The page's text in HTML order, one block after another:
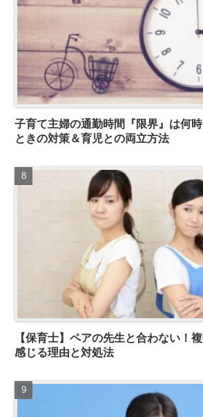
子育て主婦の通勤時間『限界』は何
ときの対策＆育児との両立方法
【保育士】ペアの先生と合わない！
感じる理由と対処法